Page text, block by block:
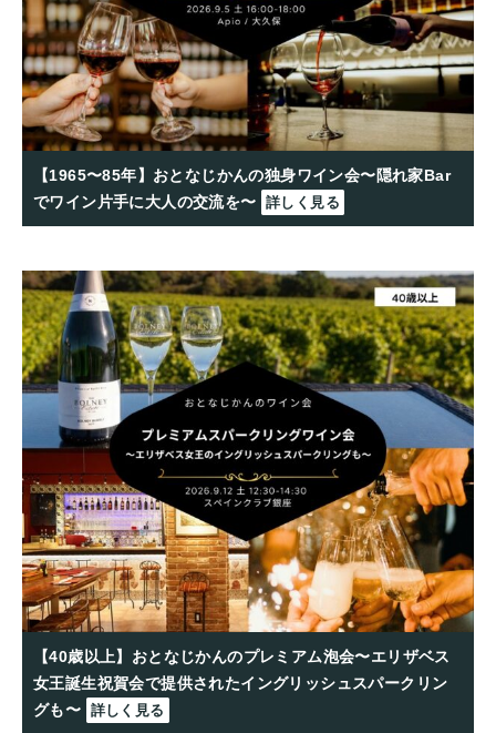
【1965〜85年】おとなじかんの独身ワイン会〜隠れ家Bar
でワイン片手に大人の交流を〜 詳しく見る
【40歳以上】おとなじかんのプレミアム泡会〜エリザベス
女王誕生祝賀会で提供されたイングリッシュスパークリン
グも〜 詳しく見る